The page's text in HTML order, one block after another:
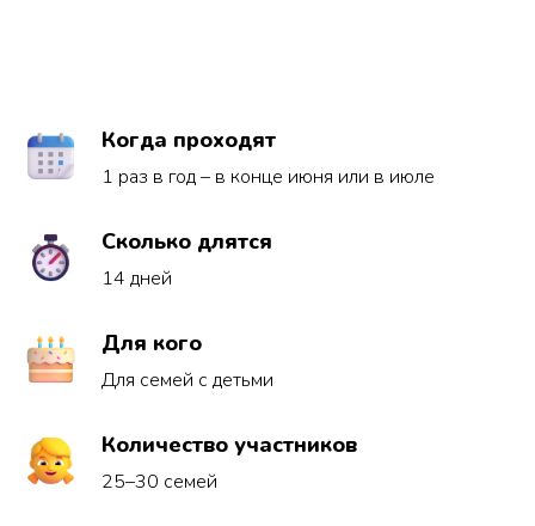
Когда проходят
1 раз в год – в конце июня или в июле
Сколько длятся
14 дней
Для кого
Для семей с детьми
Количество участников
25–30 семей